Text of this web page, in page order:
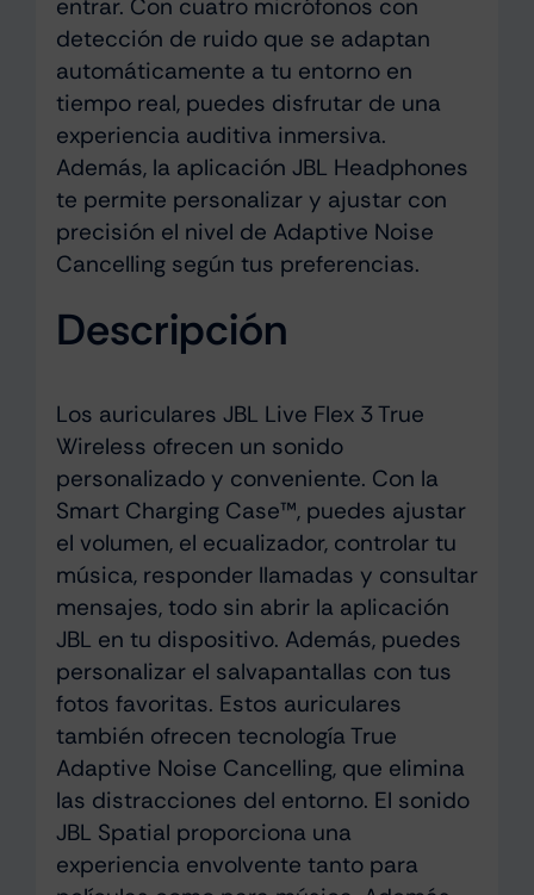
entrar. Con cuatro micrófonos con
detección de ruido que se adaptan
automáticamente a tu entorno en
tiempo real, puedes disfrutar de una
experiencia auditiva inmersiva.
Además, la aplicación JBL Headphones
te permite personalizar y ajustar con
precisión el nivel de Adaptive Noise
Cancelling según tus preferencias.
Descripción
Los auriculares JBL Live Flex 3 True
Wireless ofrecen un sonido
personalizado y conveniente. Con la
Smart Charging Case™, puedes ajustar
el volumen, el ecualizador, controlar tu
música, responder llamadas y consultar
mensajes, todo sin abrir la aplicación
JBL en tu dispositivo. Además, puedes
personalizar el salvapantallas con tus
fotos favoritas. Estos auriculares
también ofrecen tecnología True
Adaptive Noise Cancelling, que elimina
las distracciones del entorno. El sonido
JBL Spatial proporciona una
experiencia envolvente tanto para